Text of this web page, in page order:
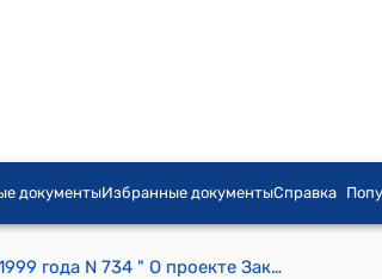
документыИзбранные документыСправка
Постановление Правительства КР от 31 декабря 1999 года N 734 " О проекте Закона Кыргызской Республики "О защите населения и территорий от чрезвычайных ситуаций природного и техногенного характера"